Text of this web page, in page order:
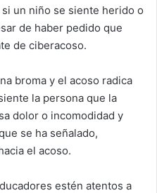
un niño se siente herido o
de haber pedido que
de ciberacoso.
broma y el acoso radica
la persona que la
dolor o incomodidad y
se ha señalado,
el acoso.
estén atentos a